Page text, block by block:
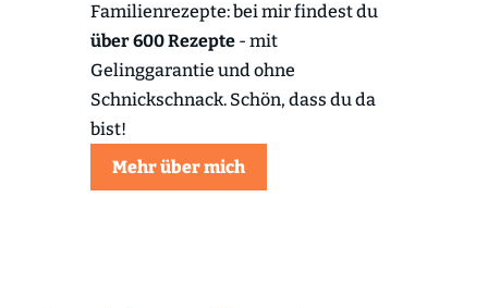
Familienrezepte: bei mir findest du
über 600 Rezepte- mit
Gelinggarantie und ohne
Schnickschnack. Schön, dass du da
bist!
Mehr über mich